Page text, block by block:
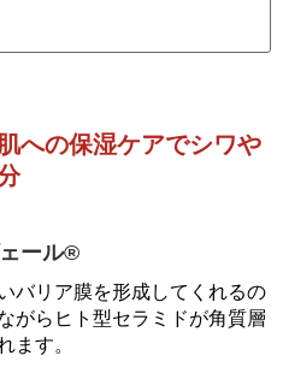
への保湿ケアでシワや
ール®
バリア膜を形成してくれるの
がらヒト型セラミドが角質層
ます。